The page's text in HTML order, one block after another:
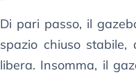
Di pari passo, il
spazio chiuso
libera. Insomma, il